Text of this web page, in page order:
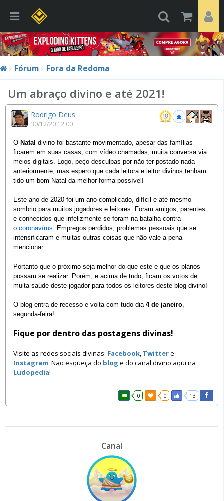
Fórum Fora da Redoma
Um abraço divino e até 2021!
Rodrigo Deus
30/12/20 12:00
O Natal divino foi bastante movimentado, apesar das famílias
ficarem em suas casas, com vídeo chamadas, muita conversa via
meios digitais. Logo, peço desculpas por não ter postado nada
anteriormente, mas espero que cada leitora e leitor divinos tenham
tido um bom Natal da melhor forma possível!
Este ano de 2020 foi um ano complicado, difícil e até mesmo
sombrio para muitos jogadores e leitores. Foram amigos, parentes
e conhecidos que infelizmente se foram na batalha contra
o coronavírus . Empregos perdidos, problemas pessoais que se
intensificaram e muitas outras coisas que não vale a pena
mencionar.
Portanto que o próximo seja melhor do que este e que os planos
possam se realizar. Porém, e acima de tudo, ficam os votos de
muita saúde deste jogador para todos os leitores deste blog divino!
O blog entra de recesso e volta com tudo dia 4 de janeiro
segunda-feira!
Fique por dentro das postagens divinas!
Visite as redes sociais divinas: Facebook, Twittere
Instagram. Não esqueça do blog e do canal divino aqui na
Ludopedia!
0 0 13
Canal